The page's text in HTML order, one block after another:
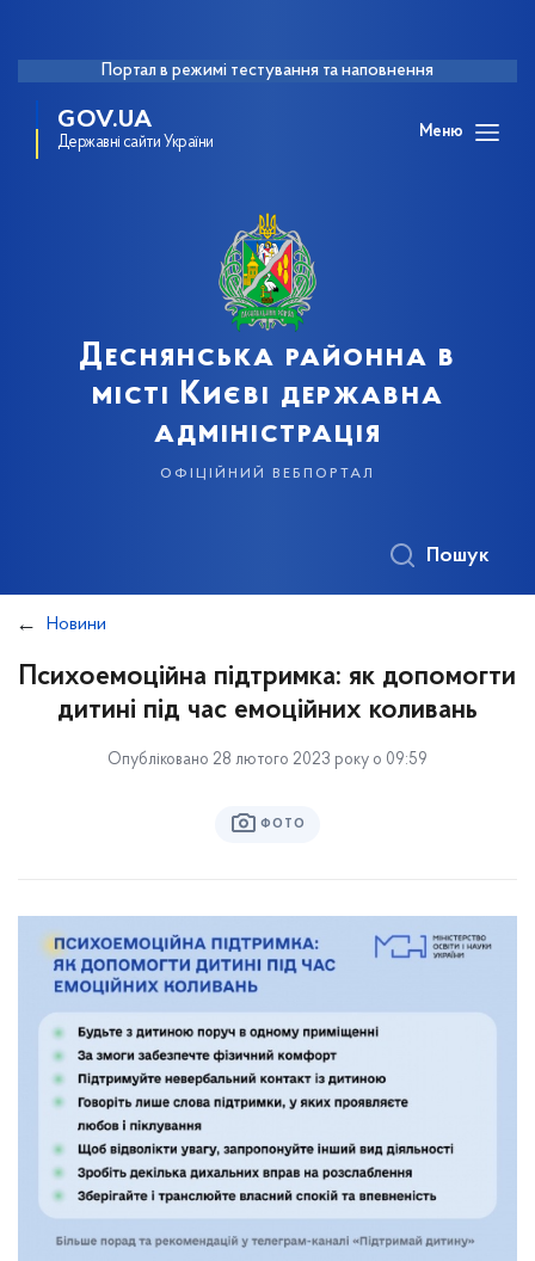
Портал в режимі тестування та наповнення
GOV.UA
Державні сайти України
Меню
Деснянська районна в
місті Києві державна
адміністрація
офіційний вебпортал
Пошук
Новини
Психоемоційна підтримка: як допомогти
дитині під час емоційних коливань
Опубліковано 28 лютого 2023 року о 09:59
ФОТО